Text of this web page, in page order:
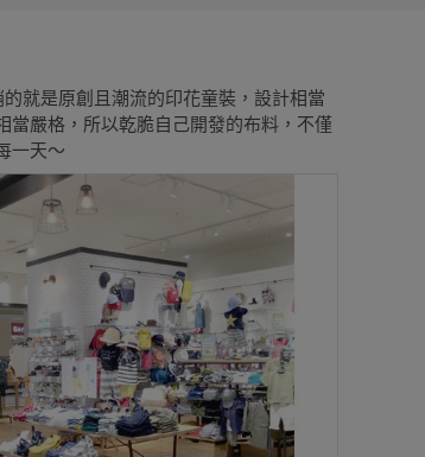
就是原創且潮流的印花童裝，設計相當
當嚴格，所以乾脆自己開發的布料，不僅
一天～